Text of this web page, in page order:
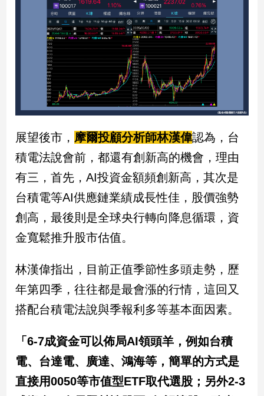
方
冠
病
毒
專
區
南
灣
觀
點
台
觀
展望後市， 摩爾投顧分析師林漢偉認為，台
積電法說會前，都還有創新高的機會，理由
有三，首先，AI投資金額頻創新高，其次是
台積電等AI供應鏈業績成長性佳，股價強勢
創高，最後則是全球央行轉向降息循環，資
金寬鬆推升股市估值。
林漢偉指出，目前正值季節性多頭走勢，歷
年第四季，往往都是最會漲的行情，這回又
搭配台積電法說與季報利多等基本面因素。
「6-7成資金可以佈局AI領頭羊，例如台積
電、台達電、廣達、鴻海等，簡單的方式是
直接用0050等市值型ETF取代選股；另外2-3